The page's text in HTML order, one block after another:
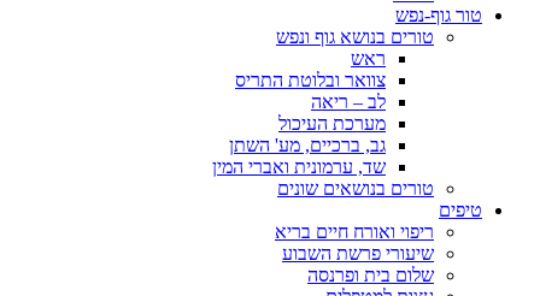
טור גוף-נפש
טורים בנושא גוף ונפש
ראש
צוואר ובלוטת התריס
לב – ריאה
מערכת העיכול
גב, ברכיים, מע' השתן
שד, ערמונית ואברי המין
טורים בנושאים שונים
טיפים
ריפוי ואורח חיים בריא
שיעורי פרשת השבוע
שלום בית ופרנסה